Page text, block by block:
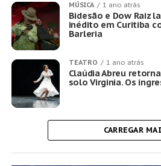
MÚSICA 1 ano atrás
Bidesão e Dow Raiz
inédito em Curitiba
Barleria
TEATRO 1 ano atrás
Claúdia Abreu
solo Virginia. Os
CARREGAR